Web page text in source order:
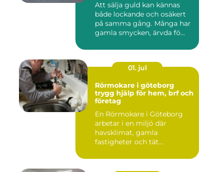
Att sälja guld kan kännas
både lockande och osäkert
på samma gång. Många har
gamla smycken, ärvda fö...
01. jul
Rörmokare i göteborg
trygg hjälp för hem, brf och
företag
En Rörmokare i Göteborg
arbetar i en miljö där
havsklimat, gamla
fastigheter och tät